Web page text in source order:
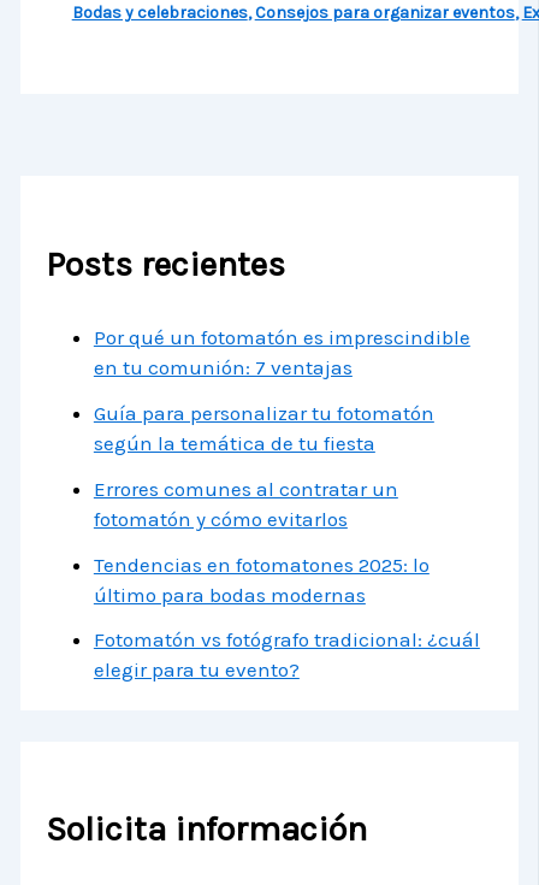
Bodas y celebraciones,Consejos para organizar eventos,
Posts recientes
Por qué un fotomatón es imprescindible
en tu comunión: 7 ventajas
Guía para personalizar tu fotomatón
según la temática de tu fiesta
Errores comunes al contratar un
fotomatón y cómo evitarlos
Tendencias en fotomatones 2025: lo
último para bodas modernas
Fotomatón vs fotógrafo tradicional: ¿cuál
elegir para tu evento?
Solicita información